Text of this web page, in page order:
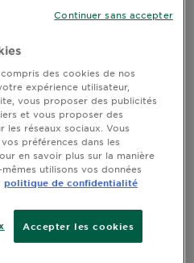
et comment la lumière
minéraux pour un
unifié
des actifs clés
des cookies de nos
expérience utilisateur,
vous proposer des publicités
et vous proposer des
les réseaux sociaux. Vous
préférences dans les
en savoir plus sur la manière
utilisons vos données
politique de confidentialité
Accepter les cookies
Continuer sans accepter